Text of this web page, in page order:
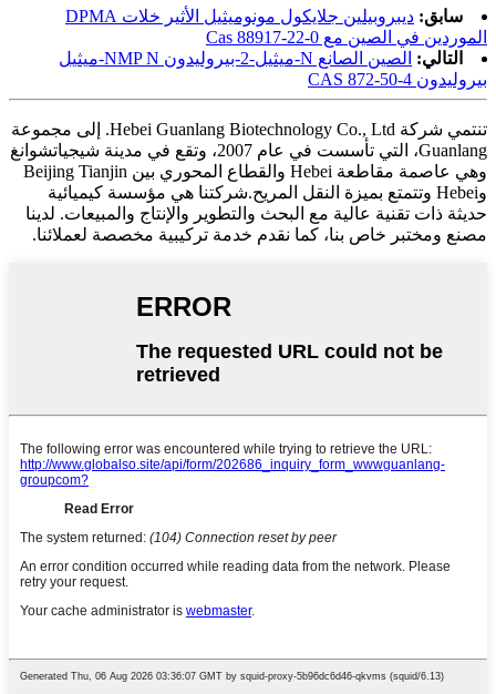
سابق:
ديبروبيلين جلايكول مونوميثيل الأثير خلات DPMA
الموردين في الصين مع Cas 88917-22-0
التالي:
الصين الصانع N-ميثيل-2-بيروليدون NMP N-ميثيل
بيروليدون CAS 872-50-4
تنتمي شركة Hebei Guanlang Biotechnology Co., Ltd. إلى مجموعة
Guanlang، التي تأسست في عام 2007، وتقع في مدينة شيجياتشوانغ
وهي عاصمة مقاطعة Hebei والقطاع المحوري بين Beijing Tianjin
وHebei وتتمتع بميزة النقل المريح.شركتنا هي مؤسسة كيميائية
حديثة ذات تقنية عالية مع البحث والتطوير والإنتاج والمبيعات. لدينا
مصنع ومختبر خاص بنا، كما نقدم خدمة تركيبية مخصصة لعملائنا.